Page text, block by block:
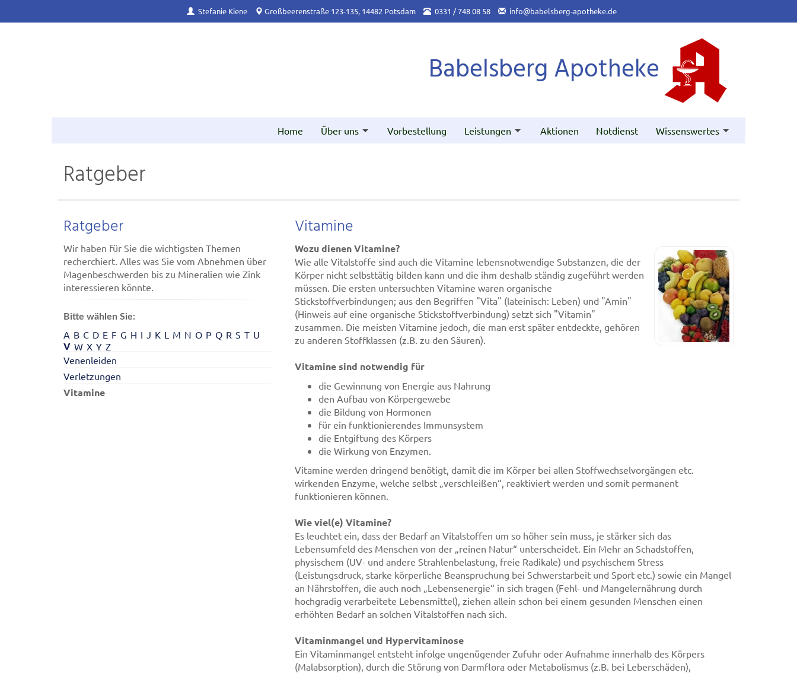
Stefanie Kiene Großbeerenstraße 123-135, 14482 Potsdam 0331 / 748 08 58 info@babelsberg-apotheke.de
Babelsberg Apotheke
Home Über uns Vorbestellung Leistungen Aktionen Notdienst Wissenswertes
Ratgeber
Ratgeber
Wir haben für Sie die wichtigsten Themen
recherchiert. Alles was Sie vom Abnehmen über
Magenbeschwerden bis zu Mineralien wie Zink
interessieren könnte.
Bitte wählen Sie:
A B C D E F G H I J K L M N O P Q R S T U
V W X Y Z
Venenleiden
Verletzungen
Vitamine
Vitamine
Wozu dienen Vitamine?
Wie alle Vitalstoffe sind auch die Vitamine lebensnotwendige Substanzen, die der
Körper nicht selbsttätig bilden kann und die ihm deshalb ständig zugeführt werden
müssen. Die ersten untersuchten Vitamine waren organische
Stickstoffverbindungen; aus den Begriffen "Vita" (lateinisch: Leben) und "Amin"
(Hinweis auf eine organische Stickstoffverbindung) setzt sich "Vitamin"
zusammen. Die meisten Vitamine jedoch, die man erst später entdeckte, gehören
zu anderen Stoffklassen (z.B. zu den Säuren).
Vitamine sind notwendig für
die Gewinnung von Energie aus Nahrung
den Aufbau von Körpergewebe
die Bildung von Hormonen
für ein funktionierendes Immunsystem
die Entgiftung des Körpers
die Wirkung von Enzymen.
Vitamine werden dringend benötigt, damit die im Körper bei allen Stoffwechselvorgängen etc.
wirkenden Enzyme, welche selbst „verschleißen“, reaktiviert werden und somit permanent
funktionieren können.
Wie viel(e) Vitamine?
Es leuchtet ein, dass der Bedarf an Vitalstoffen um so höher sein muss, je stärker sich das
Lebensumfeld des Menschen von der „reinen Natur“ unterscheidet. Ein Mehr an Schadstoffen,
physischem (UV- und andere Strahlenbelastung, freie Radikale) und psychischem Stress
(Leistungsdruck, starke körperliche Beanspruchung bei Schwerstarbeit und Sport etc.) sowie ein Mangel
an Nährstoffen, die auch noch „Lebensenergie“ in sich tragen (Fehl- und Mangelernährung durch
hochgradig verarbeitete Lebensmittel), ziehen allein schon bei einem gesunden Menschen einen
erhöhten Bedarf an solchen Vitalstoffen nach sich.
Vitaminmangel und Hypervitaminose
Ein Vitaminmangel entsteht infolge ungenügender Zufuhr oder Aufnahme innerhalb des Körpers
(Malabsorption), durch die Störung von Darmflora oder Metabolismus (z.B. bei Leberschäden),